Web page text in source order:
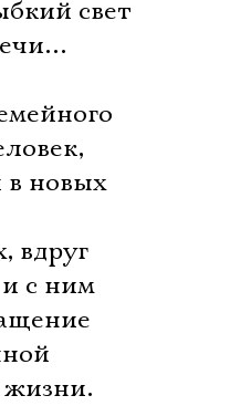
свет
в новых
вдруг
с ним
жизни.